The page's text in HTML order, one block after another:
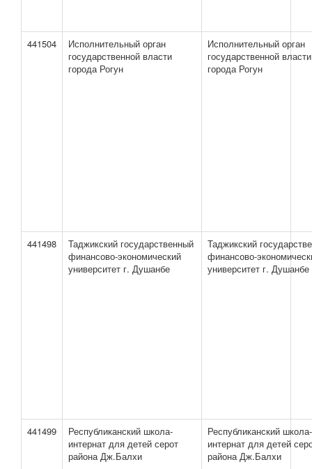
441504
Исполнительный орган
государственной власти
города Рогун
Исполнительный орган
государственной власти
города Рогун
441498
Таджикский государственный
финансово-экономический
университет г. Душанбе
Таджикский
финансово-
университет г. Душанбе
441499
Республиканский школа-
интернат для детей серот
района Дж.Балхи
Республиканский школа-
интернат для детей
района Дж.Балхи